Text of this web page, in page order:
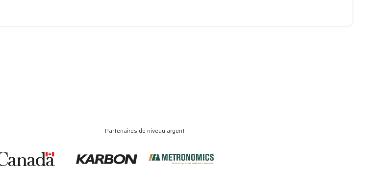
Partenaires de niveau argent